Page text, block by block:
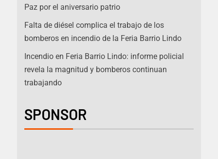
Paz por el aniversario patrio
Falta de diésel complica el trabajo de los
bomberos en incendio de la Feria Barrio Lindo
Incendio en Feria Barrio Lindo: informe policial
revela la magnitud y bomberos continuan
trabajando
SPONSOR